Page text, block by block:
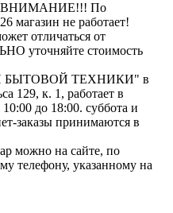
По
магазин не работает!
отличаться от
уточняйте стоимость
БЫТОВОЙ ТЕХНИКИ" в
129, к. 1, работает в
до 18:00. суббота и
заказы принимаются в
можно на сайте, по
телефону, указанному на